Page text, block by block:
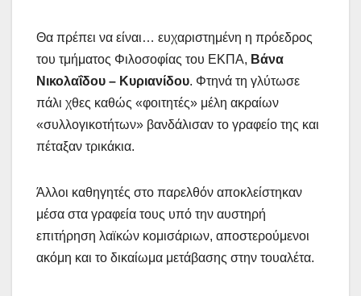
Θα πρέπει να είναι… ευχαριστημένη η πρόεδρος
του τμήματος Φιλοσοφίας του ΕΚΠΑ, Βάνα
Νικολαΐδου – Κυριανίδου. Φτηνά τη γλύτωσε
πάλι χθες καθώς «φοιτητές» μέλη ακραίων
«συλλογικοτήτων» βανδάλισαν το γραφείο της και
πέταξαν τρικάκια.
Άλλοι καθηγητές στο παρελθόν αποκλείστηκαν
μέσα στα γραφεία τους υπό την αυστηρή
επιτήρηση λαϊκών κομισάριων, αποστερούμενοι
ακόμη και το δικαίωμα μετάβασης στην τουαλέτα.